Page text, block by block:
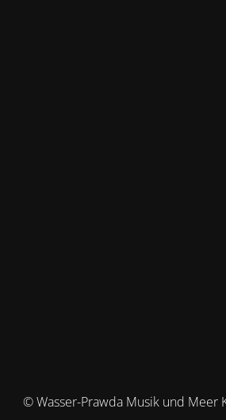
© Wasser-Prawda Musik und Meer